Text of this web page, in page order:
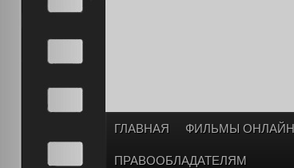
ГЛАВНАЯ ФИЛЬМЫ ОНЛАЙН
ПРАВООБЛАДАТЕЛЯМ